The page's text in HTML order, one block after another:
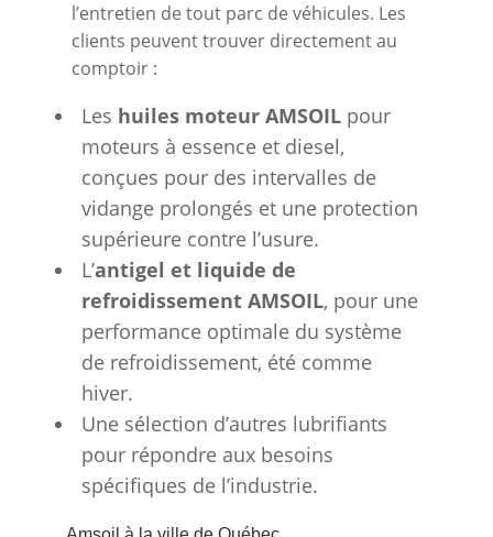
l’entretien de tout parc de véhicules. Les
clients peuvent trouver directement au
comptoir :
Les huiles moteur AMSOILpour
moteurs à essence et diesel,
conçues pour des intervalles de
vidange prolongés et une protection
supérieure contre l’usure.
L’antigel et liquide de
refroidissement AMSOIL, pour une
performance optimale du système
de refroidissement, été comme
hiver.
Une sélection d’autres lubrifiants
pour répondre aux besoins
spécifiques de l’industrie.